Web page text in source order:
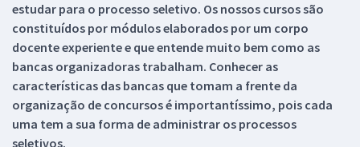
estudar para o processo seletivo. Os nossos cursos são
constituídos por módulos elaborados por um corpo
docente experiente e que entende muito bem como as
bancas organizadoras trabalham. Conhecer as
características das bancas que tomam a frente da
organização de concursos é importantíssimo, pois cada
uma tem a sua forma de administrar os processos
seletivos.